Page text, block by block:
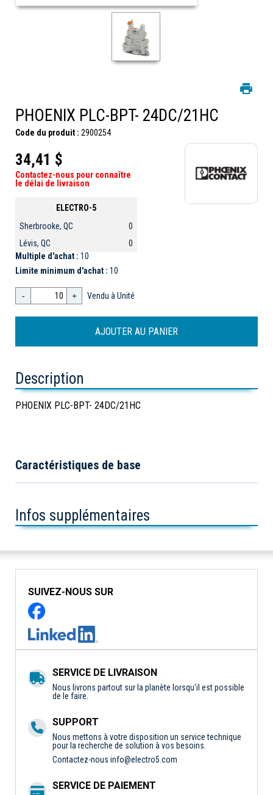
PHOENIX PLC-BPT- 24DC/21HC
Code du produit : 2900254
34,41 $
Contactez-nous pour connaître
le délai de livraison
ELECTRO-5
Sherbrooke, QC
0
Lévis, QC
0
Multiple d'achat : 10
Limite minimum d'achat : 10
- + Vendu à Unité
Description
PHOENIX PLC-BPT- 24DC/21HC
Caractéristiques de base
Infos supplémentaires
SUIVEZ-NOUS SUR
SERVICE DE LIVRAISON
Nous livrons partout sur la planète lorsqu'il est possible
de le faire.
SUPPORT
Nous mettons à votre disposition un service technique
pour la recherche de solution à vos besoins.
Contactez-nous info@electro5.com
SERVICE DE PAIEMENT